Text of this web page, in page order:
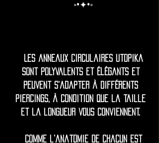
◦•✦•◦
Les anneaux circulaires Utopika
sont polyvalents et élégants et
peuvent s'adapter à différents
piercings, à condition que la taille
et la longueur vous conviennent.
Comme l'anatomie de chacun est